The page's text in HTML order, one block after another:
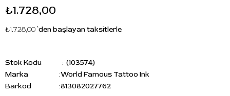
₺1.728,00
₺1.728,00`den başlayan taksitlerle
Stok Kodu
(103574)
Marka
:World Famous Tattoo Ink
Barkod
:813082027762